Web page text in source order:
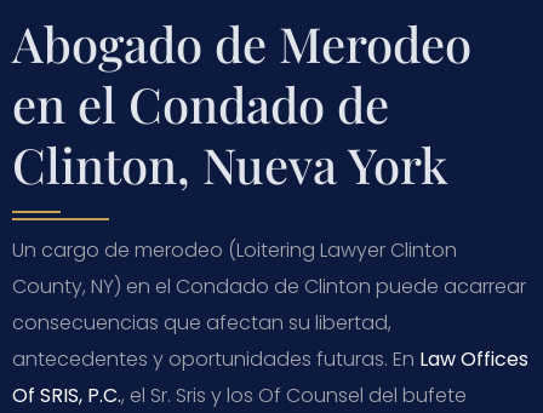
Abogado de Merodeo
en el Condado de
Clinton, Nueva York
Un cargo de merodeo (Loitering Lawyer Clinton
County, NY) en el Condado de Clinton puede acarrear
consecuencias que afectan su libertad,
antecedentes y oportunidades futuras. En Law Offices
Of SRIS, P.C., el Sr. Sris y los Of Counsel del bufete